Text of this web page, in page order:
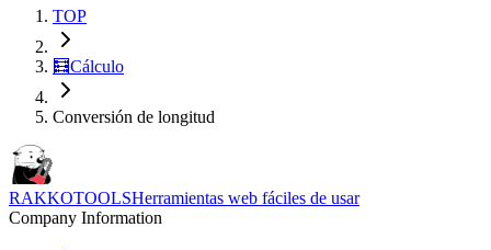
TOP
🧮Cálculo
Conversión de longitud
RAKKOTOOLSHerramientas web fáciles de usar
Company Information